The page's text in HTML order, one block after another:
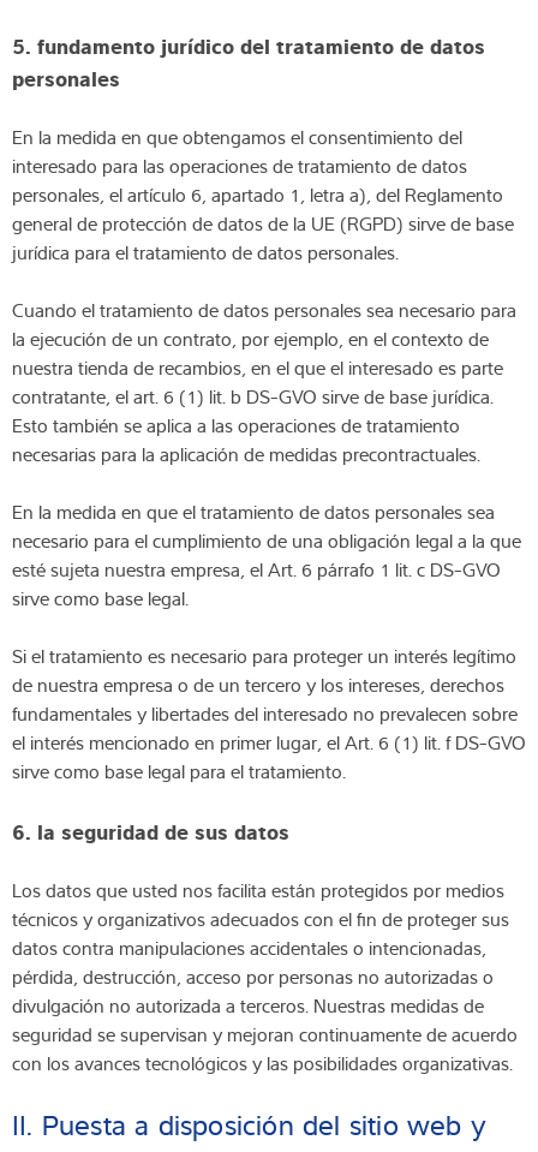
5. fundamento jurídico del tratamiento de datos
personales
En la medida en que obtengamos el consentimiento del
interesado para las operaciones de tratamiento de datos
personales, el artículo 6, apartado 1, letra a), del Reglamento
general de protección de datos de la UE (RGPD) sirve de base
jurídica para el tratamiento de datos personales.
Cuando el tratamiento de datos personales sea necesario para
la ejecución de un contrato, por ejemplo, en el contexto de
nuestra tienda de recambios, en el que el interesado es parte
contratante, el art. 6 (1) lit. b DS-GVO sirve de base jurídica.
Esto también se aplica a las operaciones de tratamiento
necesarias para la aplicación de medidas precontractuales.
En la medida en que el tratamiento de datos personales sea
necesario para el cumplimiento de una obligación legal a la que
esté sujeta nuestra empresa, el Art. 6 párrafo 1 lit. c DS-GVO
sirve como base legal.
Si el tratamiento es necesario para proteger un interés legítimo
de nuestra empresa o de un tercero y los intereses, derechos
fundamentales y libertades del interesado no prevalecen sobre
el interés mencionado en primer lugar, el Art. 6 (1) lit. f DS-GVO
sirve como base legal para el tratamiento.
6. la seguridad de sus datos
Los datos que usted nos facilita están protegidos por medios
técnicos y organizativos adecuados con el fin de proteger sus
datos contra manipulaciones accidentales o intencionadas,
pérdida, destrucción, acceso por personas no autorizadas o
divulgación no autorizada a terceros. Nuestras medidas de
seguridad se supervisan y mejoran continuamente de acuerdo
con los avances tecnológicos y las posibilidades organizativas.
II. Puesta a disposición del sitio web y